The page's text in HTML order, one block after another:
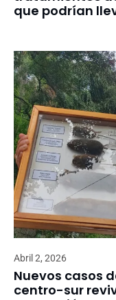
que podrían
Abril 2, 2026
Nuevos casos
centro-sur